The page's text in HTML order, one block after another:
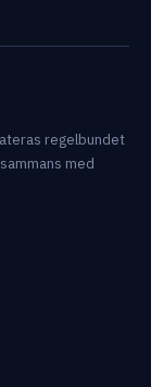
regelbundet
med